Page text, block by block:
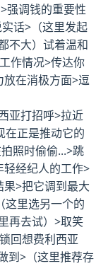
强调钱的重要性
话>（这里发起
不大）试着温和
作情况>传达你
在消极方面>逗
亚打招呼>拉近
在正是推动它的
照时偷偷...>跳
经纪人的工作>
>把它调到最大
这里选另一个的
再去试）>取笑
回想费利西亚
到>（这里推荐存